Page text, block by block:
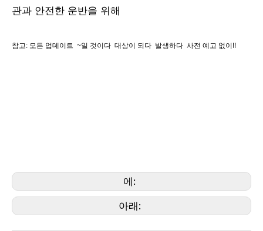
관과 안전한 운반을 위해
참고: 모든 업데이트 ~일 것이다 대상이 되다 발생하다 사전 예고 없이!!
에:
아래: